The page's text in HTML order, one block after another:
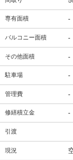
専有面積 -
バルコニー面積 -
その他面積 -
駐車場 -
管理費 -
修繕積立金 -
引渡
現況